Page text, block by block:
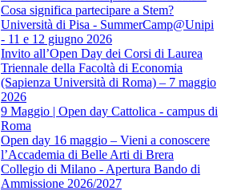
Cosa significa partecipare a Stem?
Università di Pisa - SummerCamp@Unipi
- 11 e 12 giugno 2026
Invito all’Open Day dei Corsi di Laurea
Triennale della Facoltà di Economia
(Sapienza Università di Roma) – 7 maggio
2026
9 Maggio | Open day Cattolica - campus di
Roma
Open day 16 maggio – Vieni a conoscere
l’Accademia di Belle Arti di Brera
Collegio di Milano - Apertura Bando di
Ammissione 2026/2027